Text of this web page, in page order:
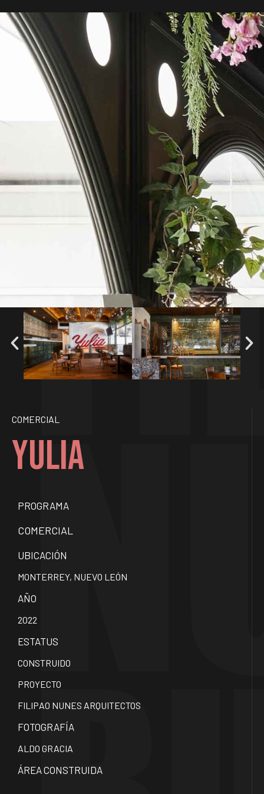
COMERCIAL
YULIA
PROGRAMA
COMERCIAL
UBICACIÓN
MONTERREY, NUEVO LEÓN
AÑO
2022
ESTATUS
CONSTRUIDO
PROYECTO
FILIPAO NUNES ARQUITECTOS
FOTOGRAFÍA
ALDO GRACIA
ÁREA CONSTRUIDA